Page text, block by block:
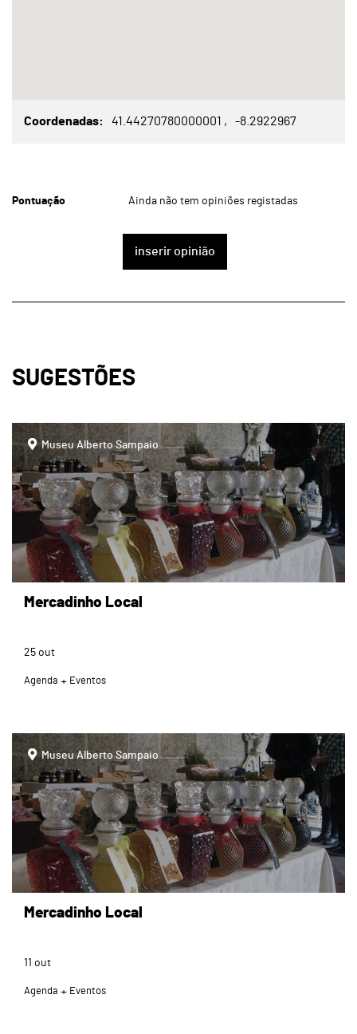
Coordenadas 41.44270780000001 -8.2922967
Pontuação Ainda não tem opiniões registadas
inserir opinião
SUGESTÕES
page
Museu Alberto Sampaio
Mercadinho Local
25 out
Agenda Eventos
page
Museu Alberto Sampaio
Mercadinho Local
11 out
Agenda Eventos